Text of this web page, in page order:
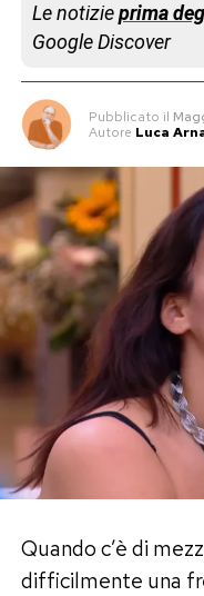
Le notizieprima
Google Discover
Pubblicato il
Autore Luca
Quando c’è di
difficilmente una